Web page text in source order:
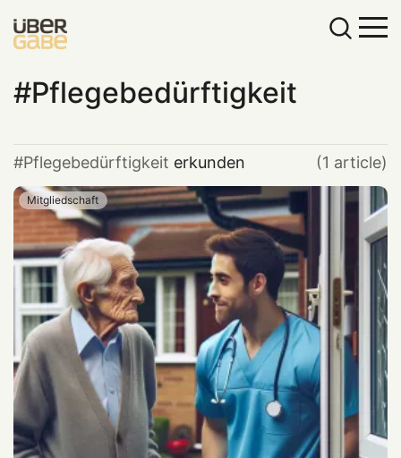
Pflegebedürftigkeit
Pflegebedürftigkeit erkunden (1 article)
Mitgliedschaft